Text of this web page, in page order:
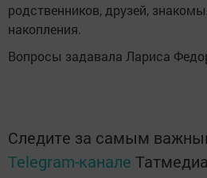
родственников, друзей,
накопления.
Вопросы задавала Лариса
Следите за самым
Telegram-канале Татмедиа